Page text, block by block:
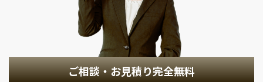
ご相談・お見積り完全無料